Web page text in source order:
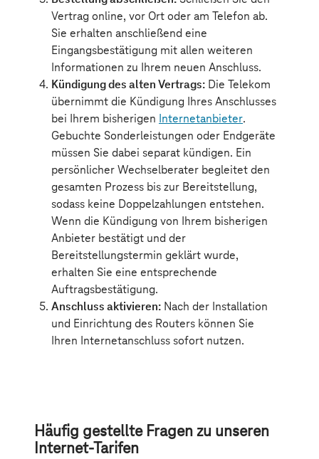
Häufig gestellte Fragen zu unseren
Internet-Tarifen